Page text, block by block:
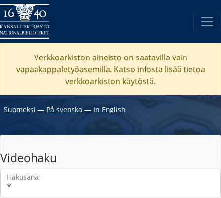
Verkkoarkiston aineisto on saatavilla vain
vapaakappaletyöasemilla. Katso infosta lisää tietoa
verkkoarkiston käytöstä.
Suomeksi ― På svenska ― In English
Videohaku
Hakusana: